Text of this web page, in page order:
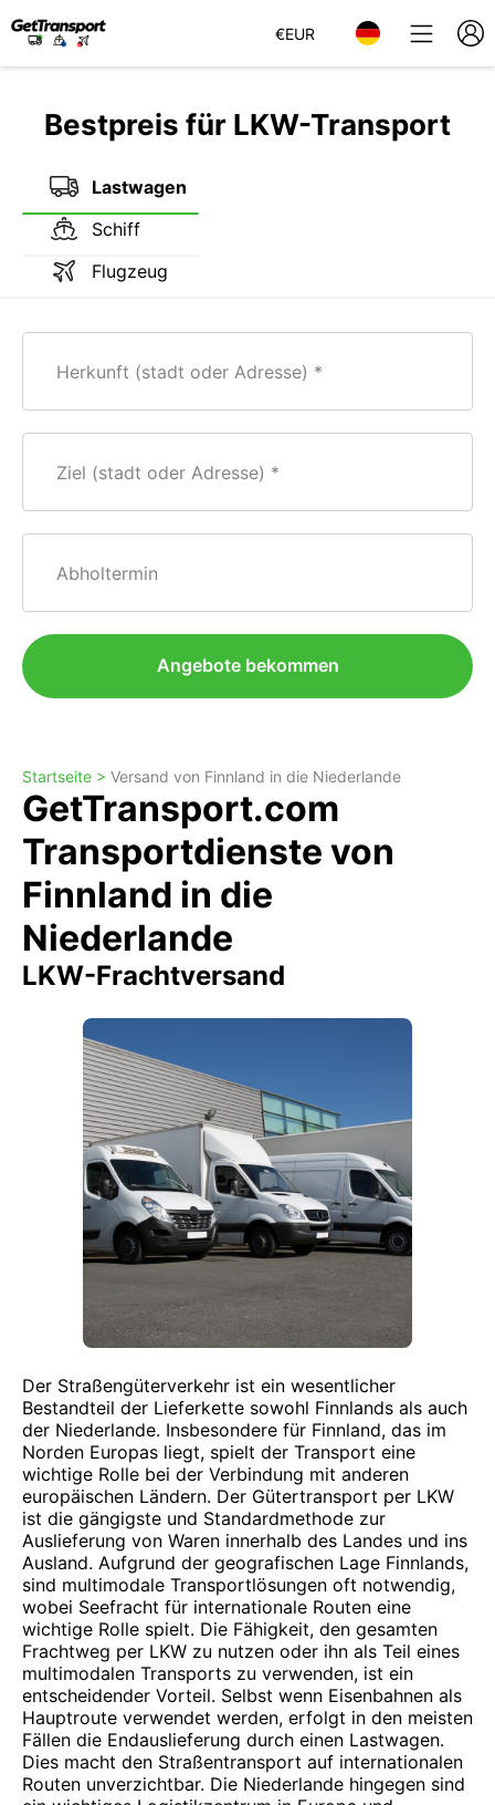
€EUR
Bestpreis für LKW-Transport
Lastwagen
Schiff
Flugzeug
Herkunft (stadt oder Adresse)
Ziel (stadt oder Adresse)
Abholtermin
Angebote bekommen
Startseite > Versand von Finnland in die Niederlande
GetTransport.com
Transportdienste von
Finnland in die
Niederlande
LKW-Frachtversand
Der Straßengüterverkehr ist ein wesentlicher
Bestandteil der Lieferkette sowohl Finnlands als auch
der Niederlande. Insbesondere für Finnland, das im
Norden Europas liegt, spielt der Transport eine
wichtige Rolle bei der Verbindung mit anderen
europäischen Ländern. Der Gütertransport per LKW
ist die gängigste und Standardmethode zur
Auslieferung von Waren innerhalb des Landes und ins
Ausland. Aufgrund der geografischen Lage Finnlands,
sind multimodale Transportlösungen oft notwendig,
wobei Seefracht für internationale Routen eine
wichtige Rolle spielt. Die Fähigkeit, den gesamten
Frachtweg per LKW zu nutzen oder ihn als Teil eines
multimodalen Transports zu verwenden, ist ein
entscheidender Vorteil. Selbst wenn Eisenbahnen als
Hauptroute verwendet werden, erfolgt in den meisten
Fällen die Endauslieferung durch einen Lastwagen.
Dies macht den Straßentransport auf internationalen
Routen unverzichtbar. Die Niederlande hingegen sind